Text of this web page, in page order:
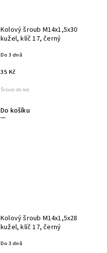
Kolový šroub M14x1,5x30
kužel, klíč 17, černý
Do 3 dnů
35 Kč
Do košíku
Šroub do kol
Kolový šroub M14x1,5x28
kužel, klíč 17, černý
Do 3 dnů